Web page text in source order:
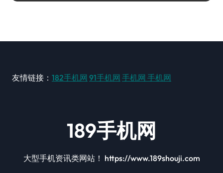
友情链接： 182手机网 91手机网 手机网 手机网
189手机网
大型手机资讯类网站！ https://www.189shouji.com